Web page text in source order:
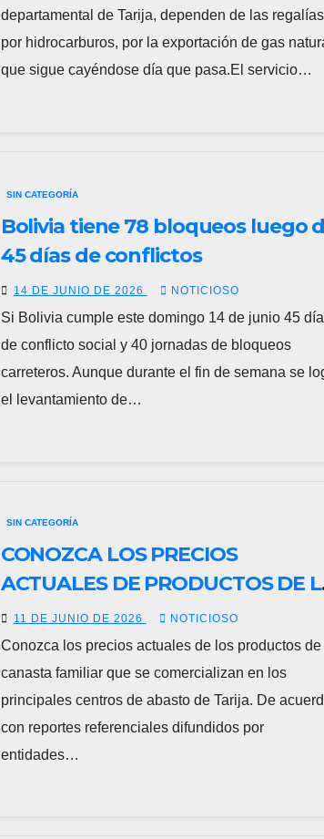
departamental de Tarija, dependen de las regalías
por hidrocarburos, por la exportación de gas
que sigue cayéndose día que pasa.El servicio…
SIN CATEGORÍA
Bolivia tiene 78 bloqueos luego
45 días de conflictos
14 DE JUNIO DE 2026 NOTICIOSO
Si Bolivia cumple este domingo 14 de junio 45
de conflicto social y 40 jornadas de bloqueos
carreteros. Aunque durante el fin de semana se
el levantamiento de…
SIN CATEGORÍA
CONOZCA LOS PRECIOS
ACTUALES DE PRODUCTOS DE
CANASTA FAMILIAR.
11 DE JUNIO DE 2026 NOTICIOSO
Conozca los precios actuales de los productos de
canasta familiar que se comercializan en los
principales centros de abasto de Tarija. De
con reportes referenciales difundidos por
entidades…